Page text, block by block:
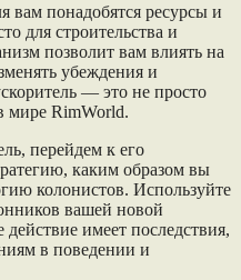
вам понадобятся ресурсы и
для строительства и
позволит вам влиять на
убеждения и
— это не просто
мире RimWorld.
перейдем к его
каким образом вы
колонистов. Используйте
вашей новой
имеет последствия,
в поведении и